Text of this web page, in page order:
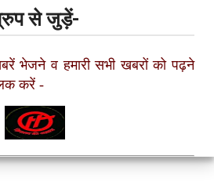
ग्रुप से जुड़ें-
भेजने व हमारी सभी खबरों को पढ़ने
करें -